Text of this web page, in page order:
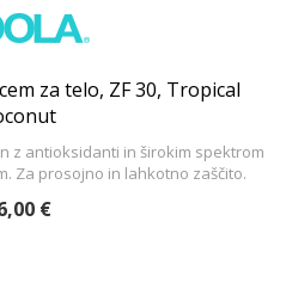
za telo, ZF 30, Tropical
z antioksidanti in širokim spektrom
Za prosojno in lahkotno zaščito.
€